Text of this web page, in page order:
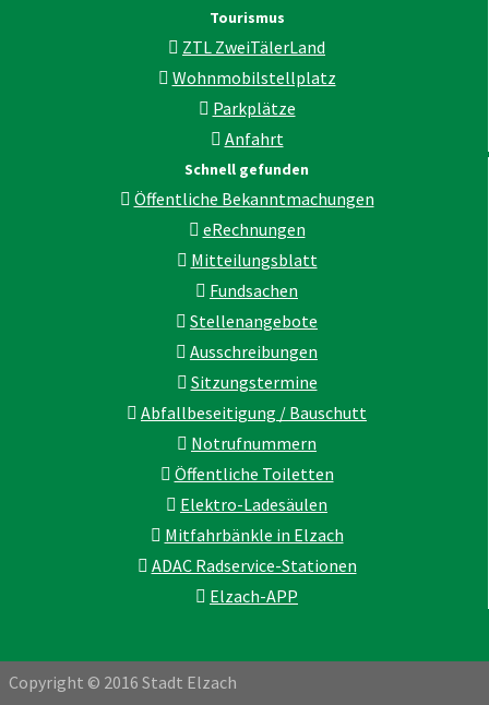
Tourismus
ZTL ZweiTälerLand
Wohnmobilstellplatz
Parkplätze
Anfahrt
Schnell gefunden
Öffentliche Bekanntmachungen
eRechnungen
Mitteilungsblatt
Fundsachen
Stellenangebote
Ausschreibungen
Sitzungstermine
Abfallbeseitigung / Bauschutt
Notrufnummern
Öffentliche Toiletten
Elektro-Ladesäulen
Mitfahrbänkle in Elzach
ADAC Radservice-Stationen
Elzach-APP
Copyright © 2016 Stadt Elzach